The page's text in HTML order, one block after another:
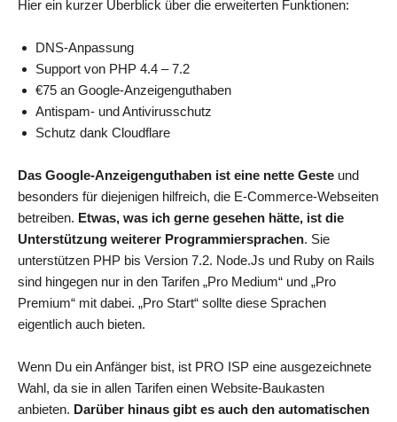
Hier ein kurzer Überblick über die erweiterten Funktionen:
DNS-Anpassung
Support von PHP 4.4 – 7.2
€75 an Google-Anzeigenguthaben
Antispam- und Antivirusschutz
Schutz dank Cloudflare
Das Google-Anzeigenguthaben ist eine nette Geste und
besonders für diejenigen hilfreich, die E-Commerce-Webseiten
betreiben. Etwas, was ich gerne gesehen hätte, ist die
Unterstützung weiterer Programmiersprachen. Sie
unterstützen PHP bis Version 7.2. Node.Js und Ruby on Rails
sind hingegen nur in den Tarifen „Pro Medium“ und „Pro
Premium“ mit dabei. „Pro Start“ sollte diese Sprachen
eigentlich auch bieten.
Wenn Du ein Anfänger bist, ist PRO ISP eine ausgezeichnete
Wahl, da sie in allen Tarifen einen Website-Baukasten
anbieten. Darüber hinaus gibt es auch den automatischen